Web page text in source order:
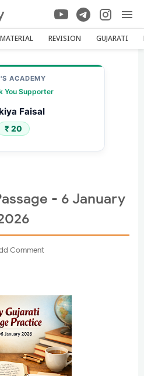
MATERIAL REVISION GUJARATI
ACADEMY
You Supporter
Sameer
₹ 100
- 6 January
Comment